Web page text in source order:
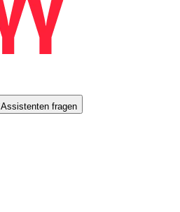
Assistenten fragen